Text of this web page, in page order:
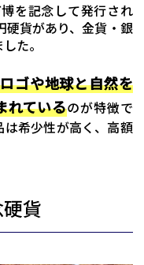
を記念して発行され
硬貨があり、金貨・銀
た。
ゴや地球と自然を
れているのが特徴で
希少性が高く、高額
貨